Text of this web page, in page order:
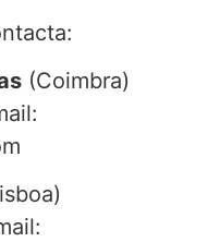
(Coimbra)